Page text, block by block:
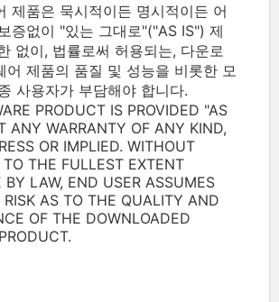
제품은 묵시적이든 명시적이든 어
증없이 "있는 그대로"("AS IS") 제
없이, 법률로써 허용되는, 다운로
어 제품의 품질 및 성능을 비롯한 모
사용자가 부담해야 합니다.
PRODUCT IS PROVIDED "AS
ANY WARRANTY OF ANY KIND,
OR IMPLIED. WITHOUT
TO THE FULLEST EXTENT
BY LAW, END USER ASSUMES
RISK AS TO THE QUALITY AND
OF THE DOWNLOADED